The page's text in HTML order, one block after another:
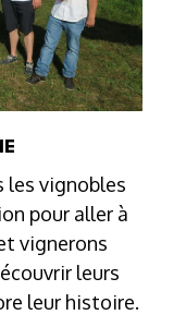
les vignobles
pour aller à
vignerons
leurs
leur histoire.